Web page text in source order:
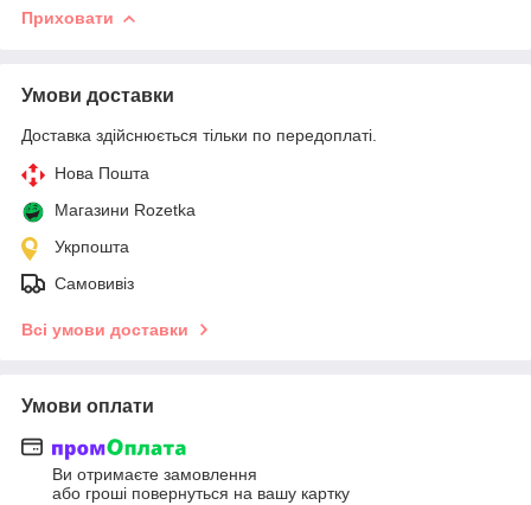
Приховати
Умови доставки
Доставка здійснюється тільки по передоплаті.
Нова Пошта
Магазини Rozetka
Укрпошта
Самовивіз
Всі умови доставки
Умови оплати
Ви отримаєте замовлення
або гроші повернуться на вашу картку